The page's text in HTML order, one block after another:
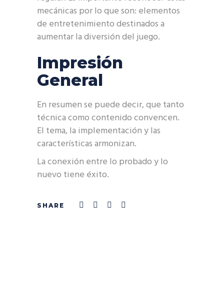
mecánicas por lo que son: elementos
de entretenimiento destinados a
aumentar la diversión del juego.
Impresión
General
En resumen se puede decir, que tanto
técnica como contenido convencen.
El tema, la implementación y las
características armonizan.
La conexión entre lo probado y lo
nuevo tiene éxito.